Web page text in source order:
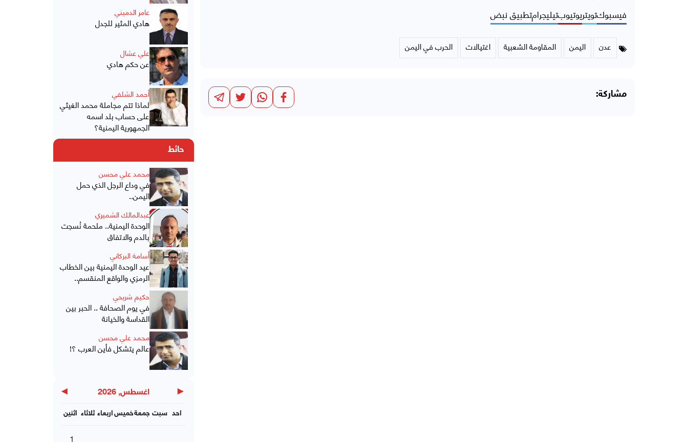
فيسبوكتويتريوتيوبتيليجرامتطبيق نبض
عدن اليمن المقاومة الشعبية اغتيالات الحرب في اليمن
مشاركة:
عامر الدميني
هادي المثير للجدل
علي عشال
عن حكم هادي
أحمد الشلفي
لماذا تتم مجاملة محمد الغيثي
على حساب بلد اسمه
الجمهورية اليمنية؟
حائط
محمد علي محسن
في وداع الرجل الذي حمل
اليمن..
عبدالمالك الشميري
الوحدة اليمنية.. ملحمة نُسجت
بالدم والاتفاق
أسامة البركاني
عيد الوحدة اليمنية بين الخطاب
الرمزي والواقع المنقسم..
حكيم شريحي
في يوم الصحافة .. الحبر بين
القداسة والخيانة
محمد علي محسن
عالم يتشكل فأين العرب ؟!
◀ اغسطس, 2026 ▶
اثنين ثلاثاء اربعاءخميسجمعة سبت احد
1